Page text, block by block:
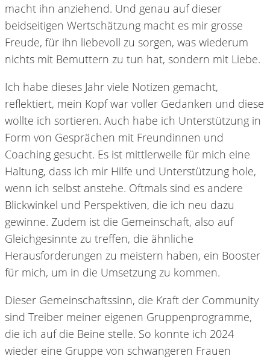
macht ihn anziehend. Und genau auf dieser
beidseitigen Wertschätzung macht es mir grosse
Freude, für ihn liebevoll zu sorgen, was wiederum
nichts mit Bemuttern zu tun hat, sondern mit Liebe.
Ich habe dieses Jahr viele Notizen gemacht,
reflektiert, mein Kopf war voller Gedanken und diese
wollte ich sortieren. Auch habe ich Unterstützung in
Form von Gesprächen mit Freundinnen und
Coaching gesucht. Es ist mittlerweile für mich eine
Haltung, dass ich mir Hilfe und Unterstützung hole,
wenn ich selbst anstehe. Oftmals sind es andere
Blickwinkel und Perspektiven, die ich neu dazu
gewinne. Zudem ist die Gemeinschaft, also auf
Gleichgesinnte zu treffen, die ähnliche
Herausforderungen zu meistern haben, ein Booster
für mich, um in die Umsetzung zu kommen.
Dieser Gemeinschaftssinn, die Kraft der Community
sind Treiber meiner eigenen Gruppenprogramme,
die ich auf die Beine stelle. So konnte ich 2024
wieder eine Gruppe von schwangeren Frauen